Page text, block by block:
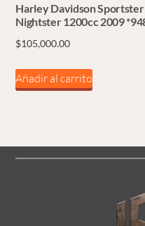
Harley Davidson Sportster
Nightster 1200cc 2009
$105,000.00
Añadir al carrito